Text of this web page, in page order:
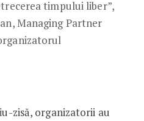
timpului liber”,
Managing Partner
zisă, organizatorii au